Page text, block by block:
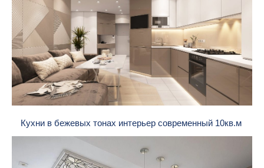
Кухни в бежевых тонах интерьер современный 10кв.м